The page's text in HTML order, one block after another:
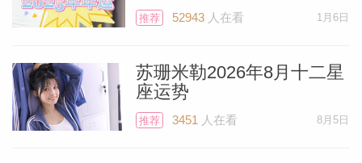
上的成熟与成长，不仅涵盖对伴侣的浪漫爱
情，也包括对新生儿或任何年龄的孩子（无
论是自己的还是他人的）的爱。
推荐 52943人在看 1月6日
苏珊米勒2026年8月十二星
座运势
推荐 3451人在看 8月5日